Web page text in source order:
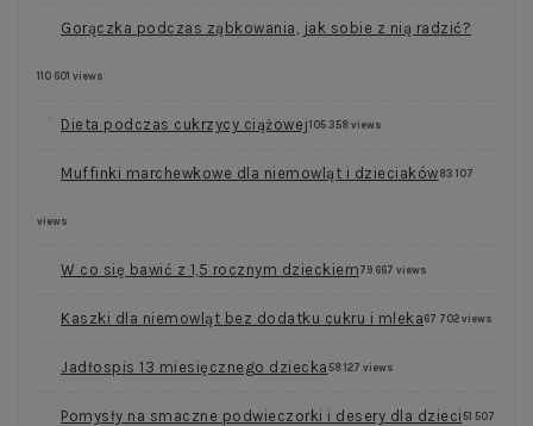
Gorączka podczas ząbkowania, jak sobie z nią radzić?
110 601 views
Dieta podczas cukrzycy ciążowej 105 358 views
Muffinki marchewkowe dla niemowląt i dzieciaków 83 107
views
W co się bawić z 1,5 rocznym dzieckiem 79 667 views
Kaszki dla niemowląt bez dodatku cukru i mleka 67 702 views
Jadłospis 13 miesięcznego dziecka 58 127 views
Pomysły na smaczne podwieczorki i desery dla dzieci 51 507